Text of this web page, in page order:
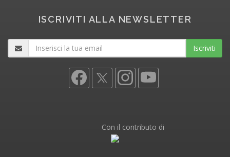
ISCRIVITI ALLA NEWSLETTER
Iscriviti
Con il contributo di